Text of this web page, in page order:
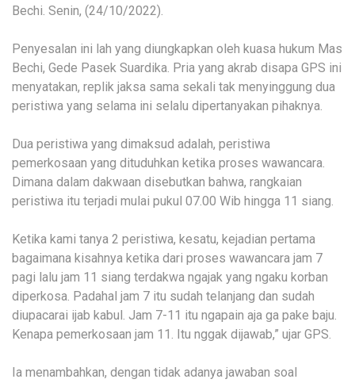
Bechi. Senin, (24/10/2022).
Penyesalan ini lah yang diungkapkan oleh kuasa hukum Mas
Bechi, Gede Pasek Suardika. Pria yang akrab disapa GPS ini
menyatakan, replik jaksa sama sekali tak menyinggung dua
peristiwa yang selama ini selalu dipertanyakan pihaknya.
Dua peristiwa yang dimaksud adalah, peristiwa
pemerkosaan yang dituduhkan ketika proses wawancara.
Dimana dalam dakwaan disebutkan bahwa, rangkaian
peristiwa itu terjadi mulai pukul 07.00 Wib hingga 11 siang.
Ketika kami tanya 2 peristiwa, kesatu, kejadian pertama
bagaimana kisahnya ketika dari proses wawancara jam 7
pagi lalu jam 11 siang terdakwa ngajak yang ngaku korban
diperkosa. Padahal jam 7 itu sudah telanjang dan sudah
diupacarai ijab kabul. Jam 7-11 itu ngapain aja ga pake baju.
Kenapa pemerkosaan jam 11. Itu nggak dijawab,” ujar GPS.
Ia menambahkan, dengan tidak adanya jawaban soal